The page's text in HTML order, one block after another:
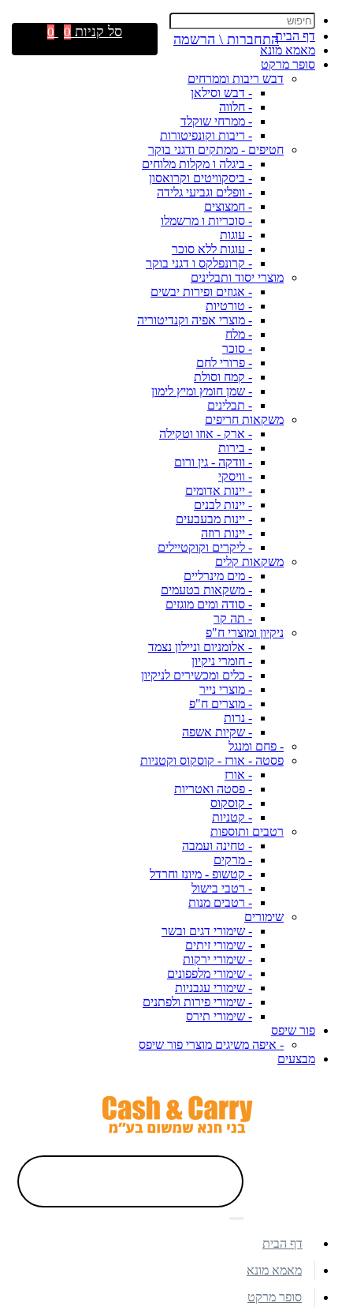
דף הבית
מאמא מונא
סופר מרקט
דבש ריבות וממרחים
- דבש וסילאן
- חלווה
- ממרחי שוקלד
- ריבות וקונפיטורות
חטיפים - ממתקים ודגני בוקר
- ביגלה ו מקלות מלוחים
- ביסקוויטים וקרואסון
- וופלים וגביעי גלידה
- חמצוצים
- סוכריות ו מרשמלו
- עוגות
- עוגות ללא סוכר
- קרונפלקס ו דגני בוקר
מוצרי יסוד ותבלינים
- אגוזים ופירות יבשים
- טורטיות
- מוצרי אפיה וקנדיטוריה
- מלח
- סוכר
- פרורי לחם
- קמח וסולת
- שמן חומץ ומיץ לימון
- תבלינים
משקאות חריפים
- ארק - אוזו וטקילה
- בירות
- וודקה - גין ורום
- וויסקי
- יינות אדומים
- יינות לבנים
- יינות מבעבעים
- יינות רוזה
- ליקרים וקוקטיילים
משקאות קלים
- מים מינרליים
- משקאות בטעמים
- סודה ומים מוגזים
- תה קר
ניקיון ומוצרי ח"פ
- אלומניום וניילון נצמד
- חומרי ניקיון
- כלים ומכשירים לניקיון
- מוצרי נייר
- מוצרים ח"פ
- נרות
- שקיות אשפה
- פחם ומנגל
פסטה - אורז - קוסקוס וקטניות
- אורז
- פסטה ואטריות
- קוסקוס
- קטניות
רטבים ותוספות
- טחינה ועמבה
- מרקים
- קטשופ - מיונז וחרדל
- רטבי בישול
- רטבים מנות
שימורים
- שימורי דגים ובשר
- שימורי זיתים
- שימורי ירקות
- שימורי מלפפונים
- שימורי עגבניות
- שימורי פירות ולפתנים
- שימורי תירס
פור שיפס
- איפה משיגים מוצרי פור שיפס
מבצעים
התחברות \ הרשמה סל קניות 0
0
דף הבית
מאמא מונא
סופר מרקט